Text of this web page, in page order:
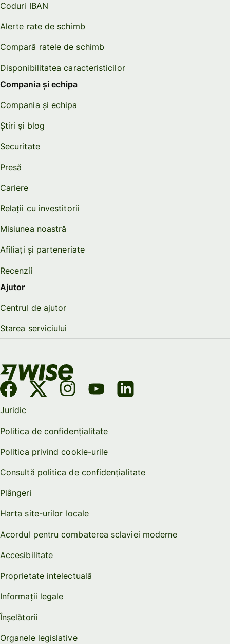
Coduri IBAN
Alerte rate de schimb
Compară ratele de schimb
Disponibilitatea caracteristicilor
Compania și echipa
Compania și echipa
Știri și blog
Securitate
Presă
Cariere
Relații cu investitorii
Misiunea noastră
Afiliați și parteneriate
Recenzii
Ajutor
Centrul de ajutor
Starea serviciului
Juridic
Politica de confidențialitate
Politica privind cookie-urile
Consultă politica de confidențialitate
Plângeri
Harta site-urilor locale
Acordul pentru combaterea sclaviei moderne
Accesibilitate
Proprietate intelectuală
Informații legale
Înșelătorii
Organele legislative